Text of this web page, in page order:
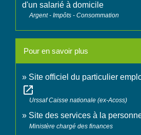
d'un salarié à domicile
Argent - Impôts - Consommation
Pour en savoir plus
Site officiel du particulier
open_in_new
Urssaf Caisse nationale (ex-Acoss)
Site des services à la
Ministère chargé des finances